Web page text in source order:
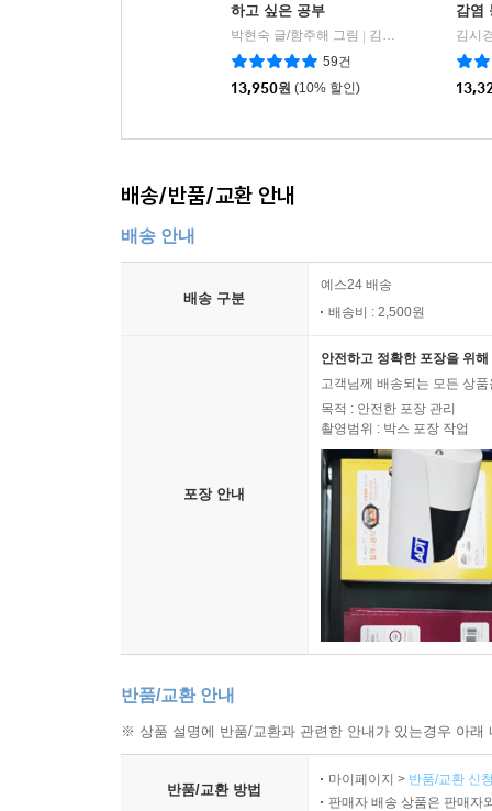
하고 싶은 공부
박현숙 글/함주해 그림 | 김영사
59건
13,950원 (10% 할인)
감염
김시
배송/반품/교환 안내
배송 안내
배송 구분
예스24 배송
배송비 : 2,500원
포장 안내
안전하고 정확한 포장을 위
고객님께 배송되는 모든 상
목적 : 안전한 포장 관리
촬영범위 : 박스 포장 작업
반품/교환 안내
※ 상품 설명에 반품/교환과 관련한 안내가 있는경우 아
반품/교환 방법
마이페이지 > 반품/교환 신
판매자 배송 상품은 판매자